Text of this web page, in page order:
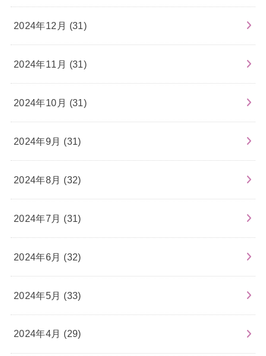
2024年12月 (31)
2024年11月 (31)
2024年10月 (31)
2024年9月 (31)
2024年8月 (32)
2024年7月 (31)
2024年6月 (32)
2024年5月 (33)
2024年4月 (29)